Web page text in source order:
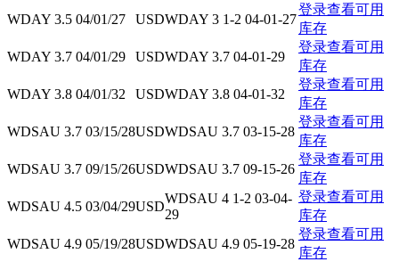
WDAY 3.5 04/01/27
USDWDAY 3 1-2 04-01-27
登录查看可用
库存
WDAY 3.7 04/01/29
USDWDAY 3.7 04-01-29
登录查看可用
库存
WDAY 3.8 04/01/32
USDWDAY 3.8 04-01-32
登录查看可用
库存
WDSAU 3.7 03/15/28USDWDSAU 3.7 03-15-28
登录查看可用
库存
WDSAU 3.7 09/15/26USDWDSAU 3.7 09-15-26
登录查看可用
库存
WDSAU 4.5 03/04/29USD
WDSAU 4 1-2 03-04-
29
登录查看可用
库存
WDSAU 4.9 05/19/28USDWDSAU 4.9 05-19-28
登录查看可用
库存